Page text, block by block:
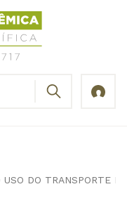
USO DO TRANSPORTE